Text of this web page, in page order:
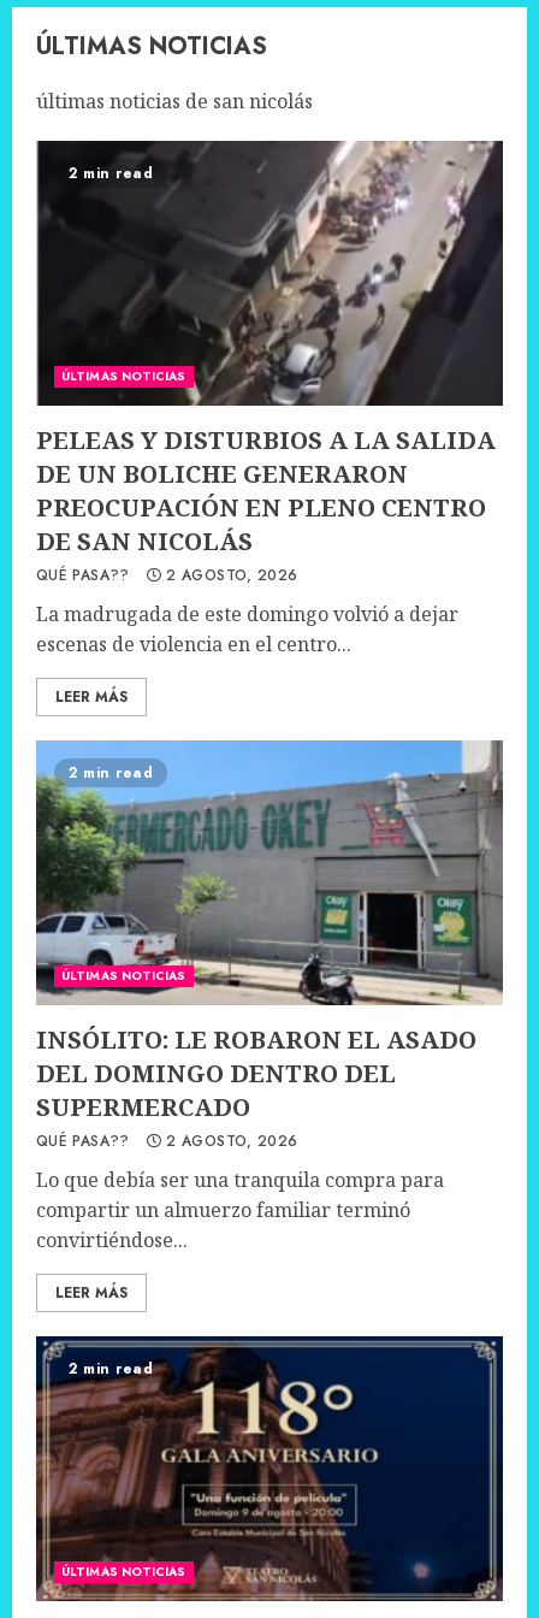
ÚLTIMAS NOTICIAS
últimas noticias de san nicolás
2 min read
ÚLTIMAS NOTICIAS
PELEAS Y DISTURBIOS A LA SALIDA
DE UN BOLICHE GENERARON
PREOCUPACIÓN EN PLENO CENTRO
DE SAN NICOLÁS
QUÉ PASA?? 2 AGOSTO, 2026
La madrugada de este domingo volvió a dejar
escenas de violencia en el centro...
LEER MÁS
2 min read
ÚLTIMAS NOTICIAS
INSÓLITO: LE ROBARON EL ASADO
DEL DOMINGO DENTRO DEL
SUPERMERCADO
QUÉ PASA?? 2 AGOSTO, 2026
Lo que debía ser una tranquila compra para
compartir un almuerzo familiar terminó
convirtiéndose...
LEER MÁS
2 min read
ÚLTIMAS NOTICIAS